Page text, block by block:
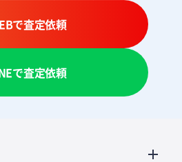
で査定依頼
で査定依頼